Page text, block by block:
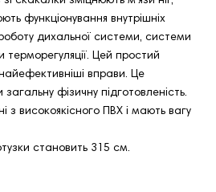
функціонування внутрішніх
дихальної системи, системи
терморегуляції. Цей простий
вправи. Це
фізичну підготовленість.
з високоякісного ПВХ і мають вагу
становить 315 см.